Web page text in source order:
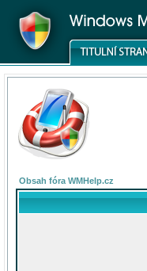
Obsah fóra WMHelp.cz